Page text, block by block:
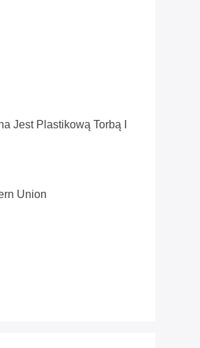
Jest Plastikową Torbą I
Union